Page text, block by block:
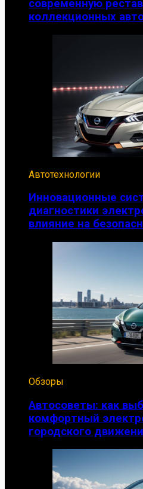
современную
коллекционных
Автотехнологии
Инновационные
диагностики
влияние на
Обзоры
Автосоветы: как
комфортный
городского